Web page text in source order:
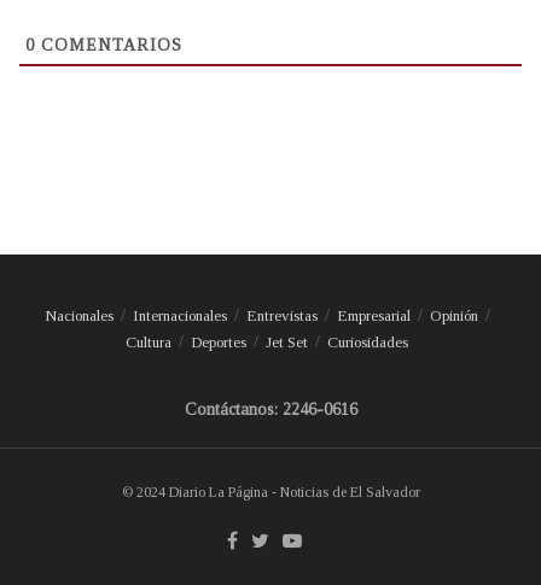
0 COMENTARIOS
Nacionales Internacionales Entrevistas Empresarial
Opinión
Cultura
Deportes Jet Set Curiosidades
Contáctanos: 2246-0616
© 2024 Diario La Página - Noticias de El Salvador